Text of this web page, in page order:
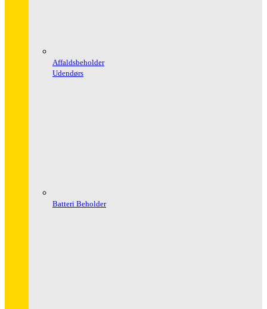
Affaldsbeholder
Udendørs
Batteri Beholder